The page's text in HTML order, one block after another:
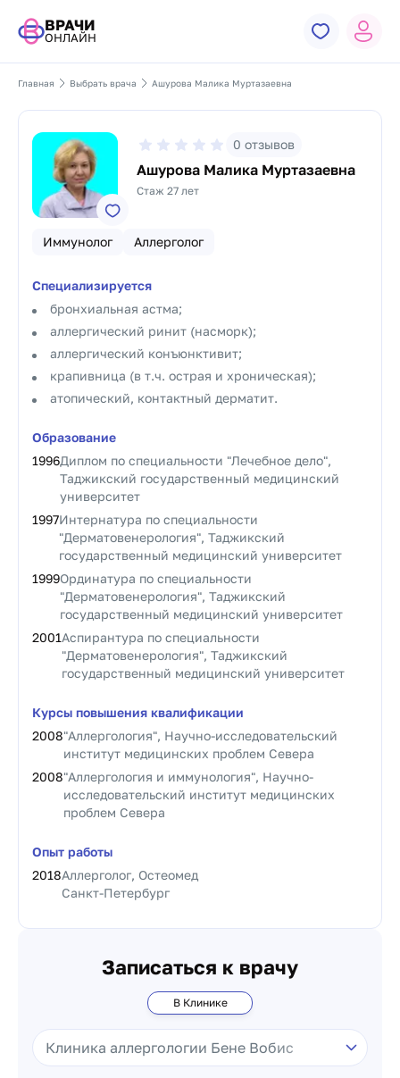
ВРАЧИ
ОНЛАЙН
Главная Выбрать врача Ашурова Малика Муртазаевна
0 отзывов
Ашурова Малика Муртазаевна
Стаж 27 лет
Иммунолог Аллерголог
Специализируется
бронхиальная астма;
аллергический ринит (насморк);
аллергический конъюнктивит;
крапивница (в т.ч. острая и хроническая);
атопический, контактный дерматит.
Образование
1996Диплом по специальности "Лечебное дело",
Таджикский государственный медицинский
университет
1997Интернатура по специальности
"Дерматовенерология", Таджикский
государственный медицинский университет
1999Ординатура по специальности
"Дерматовенерология", Таджикский
государственный медицинский университет
2001Аспирантура по специальности
"Дерматовенерология", Таджикский
государственный медицинский университет
Курсы повышения квалификации
2008"Аллергология", Научно-исследовательский
институт медицинских проблем Севера
2008"Аллергология и иммунология", Научно-
исследовательский институт медицинских
проблем Севера
Опыт работы
2018Аллерголог, Остеомед
Санкт-Петербург
Записаться к врачу
В Клинике